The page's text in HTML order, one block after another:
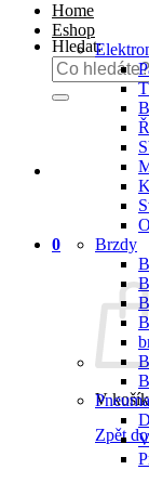
Hledat:
0
V
Zpět
Home
Eshop
Brzdy